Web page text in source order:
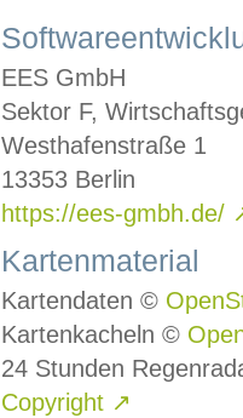
EES GmbH
Sektor F,
Westhafenstraße 1
13353 Berlin
https://ees-gmbh.de/
Kartenmaterial
Kartendaten ©
Kartenkacheln ©
24 Stunden
Copyright ↗